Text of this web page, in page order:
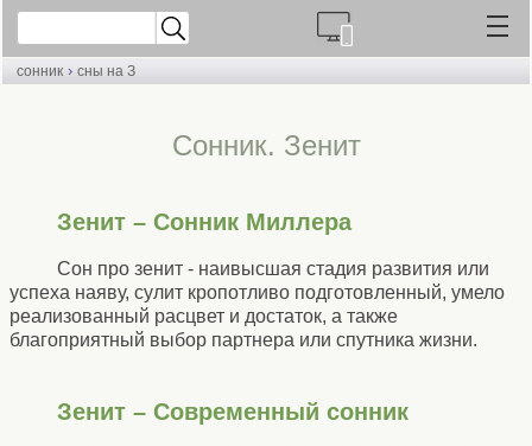
сонник › сны на З
Cонник. Зенит
Зенит – Сонник Миллера
Сон про зенит - наивысшая стадия развития или
успеха наяву, сулит кропотливо подготовленный, умело
реализованный расцвет и достаток, а также
благоприятный выбор партнера или спутника жизни.
Зенит – Современный сонник